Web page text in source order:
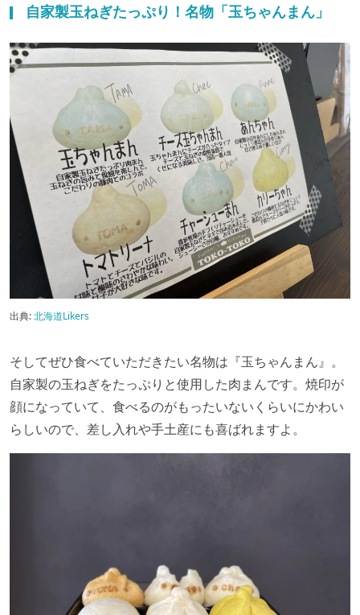
自家製玉ねぎたっぷり！名物「玉ちゃんまん」
出典:北海道Likers
そしてぜひ食べていただきたい名物は『玉ちゃんまん』。
自家製の玉ねぎをたっぷりと使用した肉まんです。焼印が
顔になっていて、食べるのがもったいないくらいにかわい
らしいので、差し入れや手土産にも喜ばれますよ。